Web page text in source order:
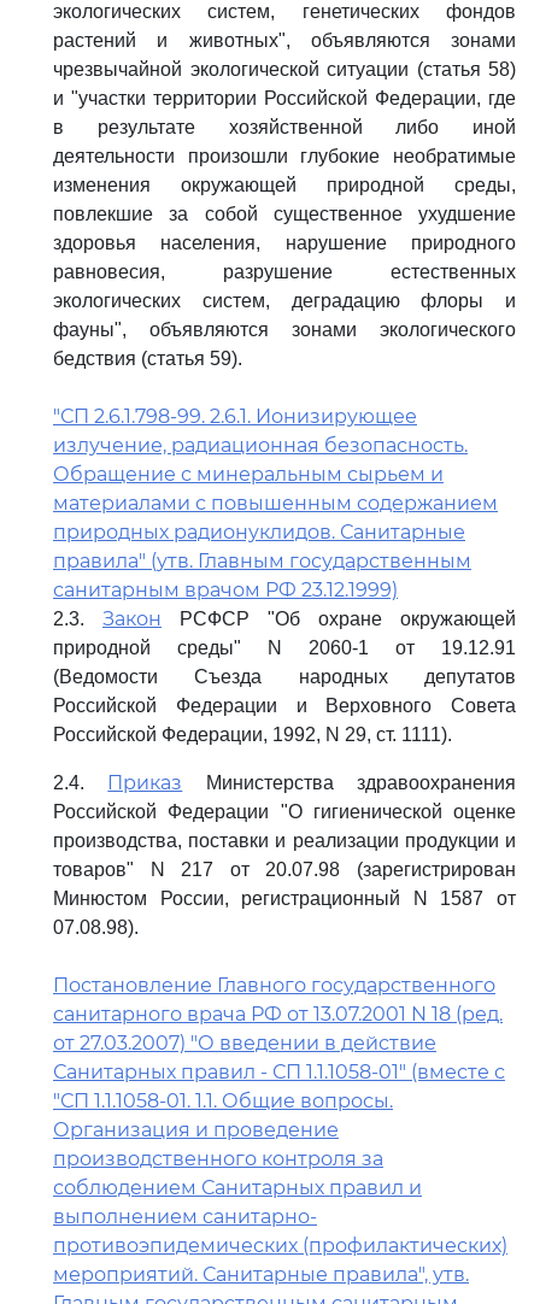
экологических систем, генетических фондов
растений и животных", объявляются зонами
чрезвычайной экологической ситуации (статья 58)
и "участки территории Российской Федерации, где
в результате хозяйственной либо иной
деятельности произошли глубокие необратимые
изменения окружающей природной среды,
повлекшие за собой существенное ухудшение
здоровья населения, нарушение природного
равновесия, разрушение естественных
экологических систем, деградацию флоры и
фауны", объявляются зонами экологического
бедствия (статья 59).
"СП 2.6.1.798-99. 2.6.1. Ионизирующее
излучение, радиационная безопасность.
Обращение с минеральным сырьем и
материалами с повышенным содержанием
природных радионуклидов. Санитарные
правила" (утв. Главным государственным
санитарным врачом РФ 23.12.1999)
2.3. Закон РСФСР "Об охране окружающей
природной среды" N 2060-1 от 19.12.91
(Ведомости Съезда народных депутатов
Российской Федерации и Верховного Совета
Российской Федерации, 1992, N 29, ст. 1111).
2.4. Приказ Министерства здравоохранения
Российской Федерации "О гигиенической оценке
производства, поставки и реализации продукции и
товаров" N 217 от 20.07.98 (зарегистрирован
Минюстом России, регистрационный N 1587 от
07.08.98).
Постановление Главного государственного
санитарного врача РФ от 13.07.2001 N 18 (ред.
от 27.03.2007) "О введении в действие
Санитарных правил - СП 1.1.1058-01" (вместе с
"СП 1.1.1058-01. 1.1. Общие вопросы.
Организация и проведение
производственного контроля за
соблюдением Санитарных правил и
выполнением санитарно-
противоэпидемических (профилактических)
мероприятий. Санитарные правила", утв.